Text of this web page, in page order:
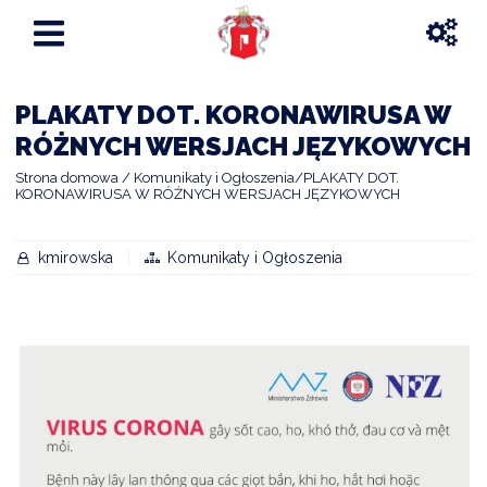
PLAKATY DOT. KORONAWIRUSA W
RÓŻNYCH WERSJACH JĘZYKOWYCH
Strona domowa Komunikaty i Ogłoszenia
PLAKATY DOT.
KORONAWIRUSA W RÓŻNYCH WERSJACH JĘZYKOWYCH
kmirowska Komunikaty i Ogłoszenia